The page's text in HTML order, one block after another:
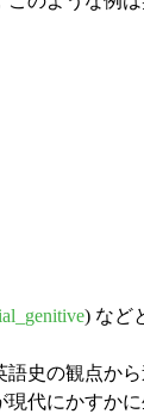
) など
語史の観点か
代にかすか